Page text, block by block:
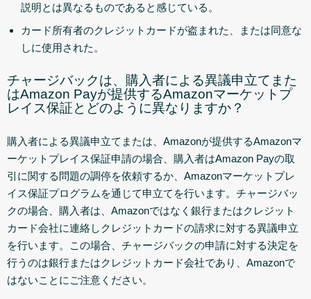
説明とは異なるものであると感じている。
カード所有者のクレジットカードが盗まれた、または同意な
しに使用された。
チャージバックは、購入者による異議申立てまた
はAmazon Payが提供するAmazonマーケットプ
レイス保証とどのように異なりますか？
購入者による異議申立てまたは、Amazonが提供するAmazonマ
ーケットプレイス保証申請の場合、購入者はAmazon Payの取
引に関する問題の調停を依頼するか、Amazonマーケットプレ
イス保証プログラムを通じて申立てを行います。チャージバッ
クの場合、購入者は、Amazonではなく銀行またはクレジット
カード会社に連絡しクレジットカードの請求に対する異議申立
を行います。この場合、チャージバックの申請に対する決定を
行うのは銀行またはクレジットカード会社であり、Amazonで
はないことにご注意ください。